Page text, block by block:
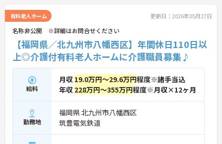
有料老人ホーム 更新日：2026年05月27日
名称非公開 ※詳細はお問合せください
【福岡県／北九州市八幡西区】年間休日110日以
上◎介護付有料老人ホームに介護職員募集♪
給料
月収 19.0万円～29.6万円程度※諸手当込
年収 228万円～355万円程度※月収×12ヶ月
勤務地
福岡県 北九州市八幡西区
筑豊電気鉄道